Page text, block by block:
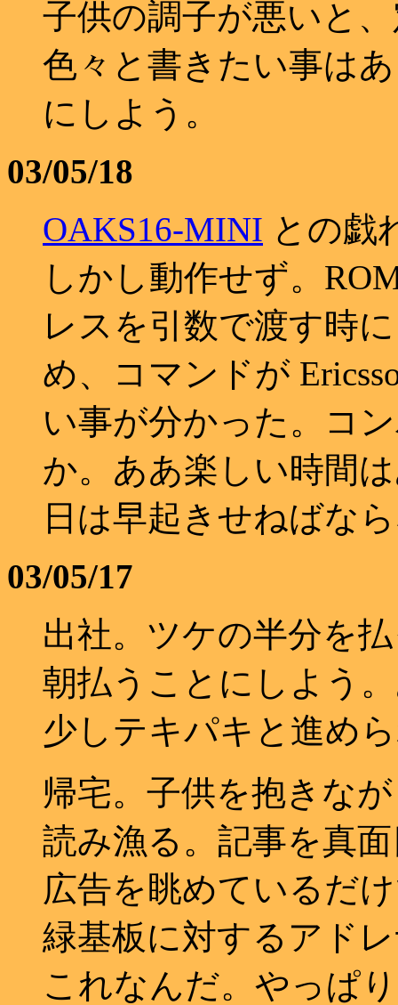
子供の調子が悪いと
色々と書きたい事は
にしよう。
03/05/18
OAKS16-MINI との戯
しかし動作せず。
レスを引数で渡す時
め、コマンドが
い事が分かった。コ
か。ああ楽しい時間
日は早起きせねばな
03/05/17
出社。ツケの半分を
朝払うことにしよう
少しテキパキと進め
帰宅。子供を抱きな
読み漁る。記事を真
広告を眺めているだ
緑基板に対するアド
これなんだ。やっぱ